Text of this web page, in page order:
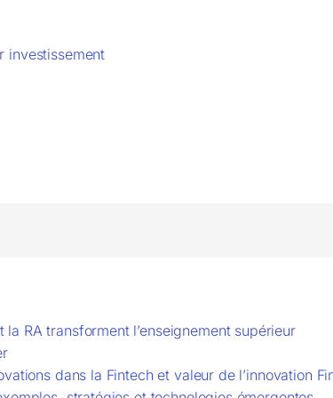
investissement
RA transforment l’enseignement supérieur
dans la Fintech et valeur de l’innovation